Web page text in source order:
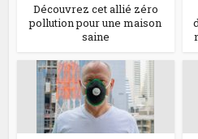
Découvrez cet allié zéro
pollution pour une maison
saine